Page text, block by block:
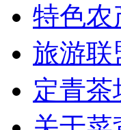
特色农
旅游联
定青茶